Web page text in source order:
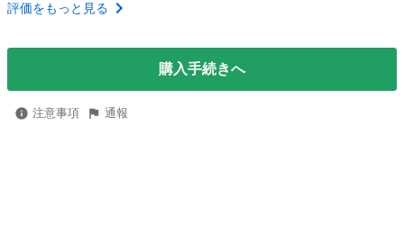
評価をもっと見る
購入手続きへ
注意事項 通報